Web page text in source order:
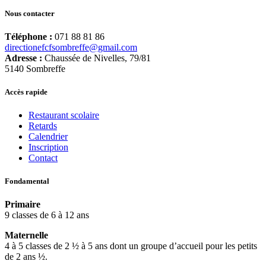
Nous contacter
Téléphone : 071 88 81 86
directionefcfsombreffe@gmail.com
Adresse : Chaussée de Nivelles, 79/81
5140 Sombreffe
Accès rapide
Restaurant scolaire
Retards
Calendrier
Inscription
Contact
Fondamental
Primaire
9 classes de 6 à 12 ans
Maternelle
4 à 5 classes de 2 ½ à 5 ans dont un groupe d’accueil pour les petits
de 2 ans ½.